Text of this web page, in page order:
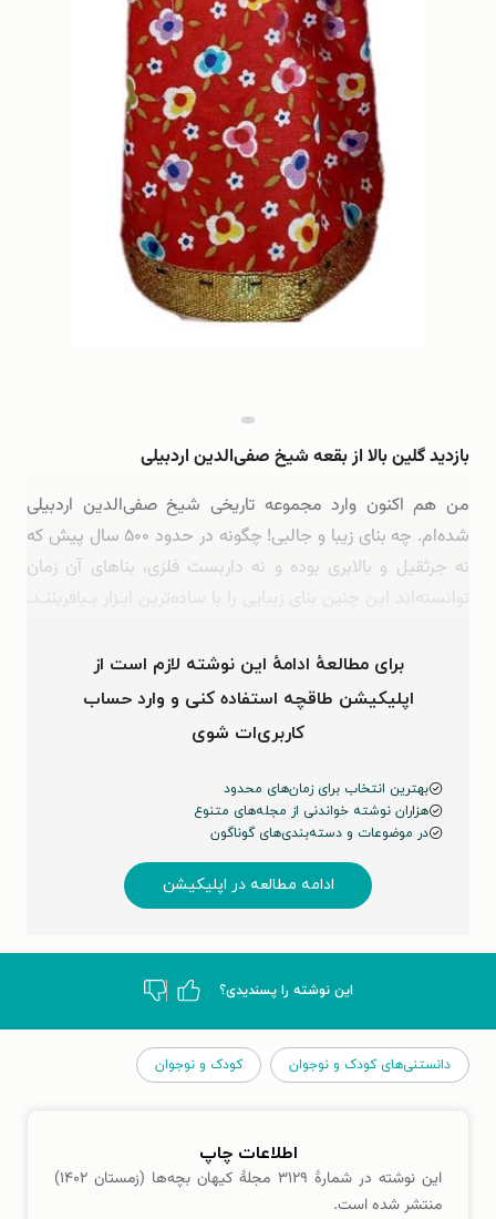
بازدید گلین بالا از بقعه شیخ صفی‌الدین اردبیلی
من هم اکنون وارد مجموعه تاریخی شیخ صفی‌الدین اردبیلی
شده‌ام. چه بنای زیبا و جالبی! چگونه در حدود ۵۰۰ سال پیش که
نه جرثقیل و بالابری بوده و نه داربست فلزی، بناهای آن زمان
توانسته‌اند این چنین بنای زیبایی را با ساده‌ترین ابـزار بـیافریننـد.
برای مطالعهٔ ادامهٔ این نوشته لازم است از
اپلیکیشن طاقچه استفاده کنی و وارد حساب
کاربری‌ات شوی
بهترین انتخاب برای زمان‌های محدود
هزاران نوشته خواندنی از مجله‌های متنوع
در موضوعات و دسته‌بندی‌های گوناگون
ادامه مطالعه در اپلیکیشن
این نوشته‌ را پسندیدی؟
دانستنی‌های کودک و نوجوان کودک و نوجوان
اطلاعات چاپ
این نوشته در شمارهٔ ۳۱۲۹ مجلهٔ کیهان بچه‌ها (زمستان ۱۴۰۲)
منتشر شده است.